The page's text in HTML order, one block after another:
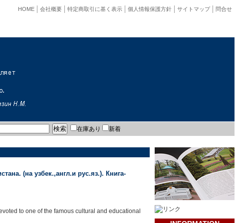
問合せ
サイトマップ
個人情報保護方針
特定商取引に基く表示
会社概要
HOME
在庫あり 新着
(на узбек.,англ.и рус.яз.). Книга-
to one of the famous cultural and educational